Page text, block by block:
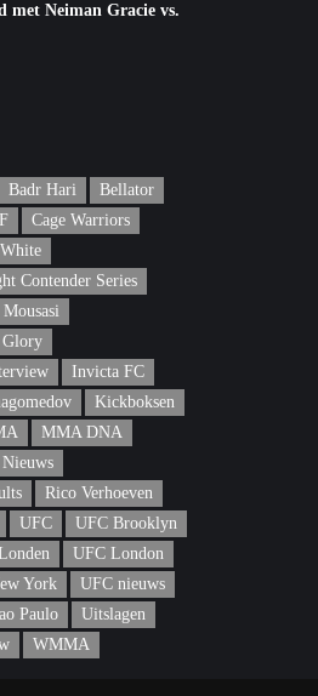
met Neiman Gracie vs.
Badr Hari
Bellator
Cage Warriors
Contender Series
Glory
Invicta FC
Kickboksen
MMA DNA
Rico Verhoeven
UFC
UFC Brooklyn
UFC London
York
UFC nieuws
Paulo
Uitslagen
WMMA